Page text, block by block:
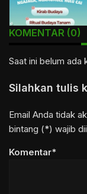
KOMENTAR (0)
Saat ini belum ada
Silahkan tulis
Email Anda tidak
bintang (*) wajib
Komentar*